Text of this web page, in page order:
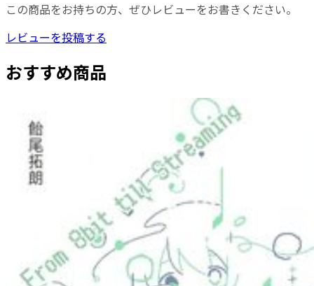
この商品をお持ちの方、ぜひレビューをお書きください。
レビューを投稿する
おすすめ商品